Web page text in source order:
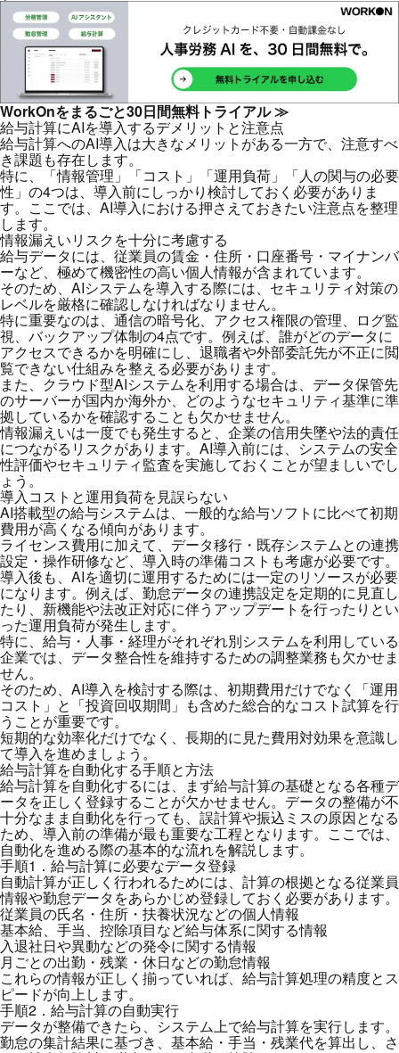
WorkOnをまるごと30日間無料トライアル ≫
給与計算にAIを導入するデメリットと注意点
給与計算へのAI導入は大きなメリットがある一方で、注意すべ
き課題も存在します。
特に、「情報管理」「コスト」「運用負荷」「人の関与の必要
性」の4つは、導入前にしっかり検討しておく必要がありま
す。ここでは、AI導入における押さえておきたい注意点を整理
します。
情報漏えいリスクを十分に考慮する
給与データには、従業員の賃金・住所・口座番号・マイナンバ
ーなど、極めて機密性の高い個人情報が含まれています。
そのため、AIシステムを導入する際には、セキュリティ対策の
レベルを厳格に確認しなければなりません。
特に重要なのは、通信の暗号化、アクセス権限の管理、ログ監
視、バックアップ体制の4点です。例えば、誰がどのデータに
アクセスできるかを明確にし、退職者や外部委託先が不正に閲
覧できない仕組みを整える必要があります。
また、クラウド型AIシステムを利用する場合は、データ保管先
のサーバーが国内か海外か、どのようなセキュリティ基準に準
拠しているかを確認することも欠かせません。
情報漏えいは一度でも発生すると、企業の信用失墜や法的責任
につながるリスクがあります。AI導入前には、システムの安全
性評価やセキュリティ監査を実施しておくことが望ましいでし
ょう。
導入コストと運用負荷を見誤らない
AI搭載型の給与システムは、一般的な給与ソフトに比べて初期
費用が高くなる傾向があります。
ライセンス費用に加えて、データ移行・既存システムとの連携
設定・操作研修など、導入時の準備コストも考慮が必要です。
導入後も、AIを適切に運用するためには一定のリソースが必要
になります。例えば、勤怠データの連携設定を定期的に見直し
たり、新機能や法改正対応に伴うアップデートを行ったりとい
った運用負荷が発生します。
特に、給与・人事・経理がそれぞれ別システムを利用している
企業では、データ整合性を維持するための調整業務も欠かせま
せん。
そのため、AI導入を検討する際は、初期費用だけでなく「運用
コスト」と「投資回収期間」も含めた総合的なコスト試算を行
うことが重要です。
短期的な効率化だけでなく、長期的に見た費用対効果を意識し
て導入を進めましょう。
給与計算を自動化する手順と方法
給与計算を自動化するには、まず給与計算の基礎となる各種デ
ータを正しく登録することが欠かせません。データの整備が不
十分なまま自動化を行っても、誤計算や振込ミスの原因となる
ため、導入前の準備が最も重要な工程となります。ここでは、
自動化を進める際の基本的な流れを解説します。
手順1．給与計算に必要なデータ登録
自動計算が正しく行われるためには、計算の根拠となる従業員
情報や勤怠データをあらかじめ登録しておく必要があります。
従業員の氏名・住所・扶養状況などの個人情報
基本給、手当、控除項目など給与体系に関する情報
入退社日や異動などの発令に関する情報
月ごとの出勤・残業・休日などの勤怠情報
これらの情報が正しく揃っていれば、給与計算処理の精度とス
ピードが向上します。
手順2．給与計算の自動実行
データが整備できたら、システム上で給与計算を実行します。
勤怠の集計結果に基づき、基本給・手当・残業代を算出し、さ